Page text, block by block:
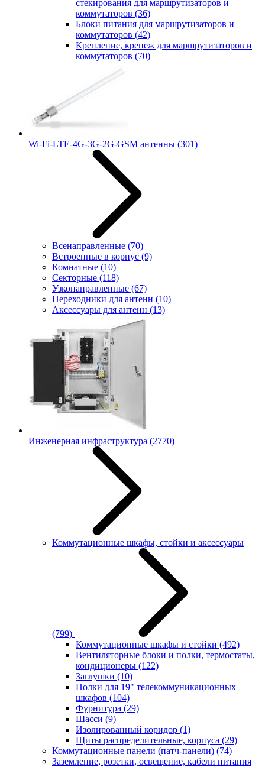
стекирования для маршрутизаторов и
коммутаторов (36)
Блоки питания для маршрутизаторов и
коммутаторов (42)
Крепление, крепеж для маршрутизаторов и
коммутаторов (70)
Wi-Fi-LTE-4G-3G-2G-GSM антенны (301)
Всенаправленные (70)
Встроенные в корпус (9)
Комнатные (10)
Секторные (118)
Узконаправленные (67)
Переходники для антенн (10)
Аксессуары для антенн (13)
Инженерная инфраструктура (2770)
Коммутационные шкафы, стойки и аксессуары
(799)
Коммутационные шкафы и стойки (492)
Вентиляторные блоки и полки, термостаты,
кондиционеры (122)
Заглушки (10)
Полки для 19" телекоммуникационных
шкафов (104)
Фурнитура (29)
Шасси (9)
Изолированный коридор (1)
Щиты распределительные, корпуса (29)
Коммутационные панели (патч-панели) (74)
Заземление, розетки, освещение, кабели питания